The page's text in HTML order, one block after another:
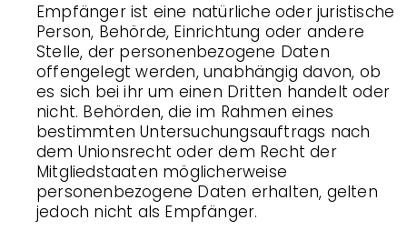
Empfänger ist eine natürliche oder juristische
Person, Behörde, Einrichtung oder andere
Stelle, der personenbezogene Daten
offengelegt werden, unabhängig davon, ob
es sich bei ihr um einen Dritten handelt oder
nicht. Behörden, die im Rahmen eines
bestimmten Untersuchungsauftrags nach
dem Unionsrecht oder dem Recht der
Mitgliedstaaten möglicherweise
personenbezogene Daten erhalten, gelten
jedoch nicht als Empfänger.